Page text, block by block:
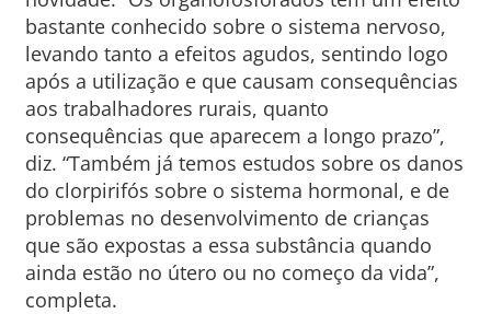
bastante conhecido sobre o sistema nervoso,
levando tanto a efeitos agudos, sentindo logo
após a utilização e que causam consequências
aos trabalhadores rurais, quanto
consequências que aparecem a longo prazo”,
diz. “Também já temos estudos sobre os danos
do clorpirifós sobre o sistema hormonal, e de
problemas no desenvolvimento de crianças
que são expostas a essa substância quando
ainda estão no útero ou no começo da vida”,
completa.